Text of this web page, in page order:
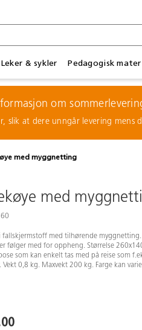
Leker & sykler Pedagogisk
om
slik at dere unngår levering
med myggnetting
med
fallskjermstoff med tilhørende
følger med for oppheng. Størrelse
som kan enkelt tas med på reise som
Vekt 0,8 kg. Maxvekt 200 kg. Farge kan